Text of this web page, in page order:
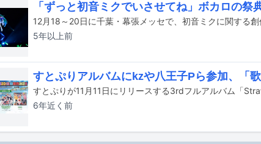
「ずっと初音ミクでいさせてね」ボカロの祭
5年以上前
すとぷりアルバムにkzや八王子Pら参加、「
6年近く 前